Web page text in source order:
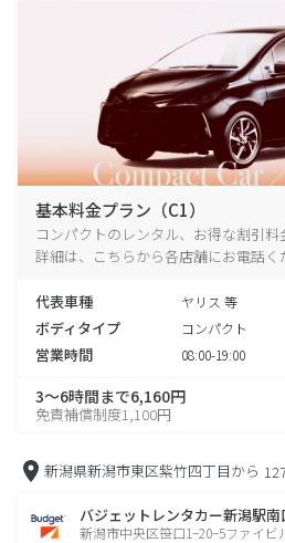
基本料金プラン（C1）
コンパクトのレンタル、お得な割引
詳細は、こちらから各店舗にお電話く
代表車種 ヤリス 等
ボディタイプ コンパクト
営業時間 08:00-19:00
3～6時間まで6,160円
免責補償制度1,100円
新潟県新潟市東区紫竹四丁目から
バジェットレンタカー新潟駅南
新潟市中央区笹口1−20−5ファイビ